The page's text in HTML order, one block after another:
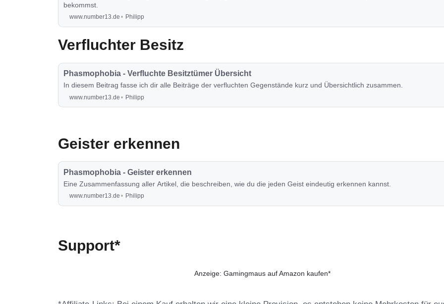
bekommst.
www.number13.de Philipp
Verfluchter Besitz
Phasmophobia - Verfluchte Besitztümer Übersicht
In diesem Beitrag fasse ich dir alle Beiträge der verfluchten Gegenstände kurz und Übersichtlich zusammen.
www.number13.de Philipp
Geister erkennen
Phasmophobia - Geister erkennen
Eine Zusammenfassung aller Artikel, die beschreiben, wie du die jeden Geist eindeutig erkennen kannst.
www.number13.de Philipp
Support*
Anzeige: Gamingmaus auf Amazon kaufen*